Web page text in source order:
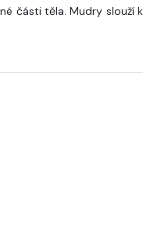
části těla. Mudry slouží k